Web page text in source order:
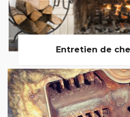
Entretien de